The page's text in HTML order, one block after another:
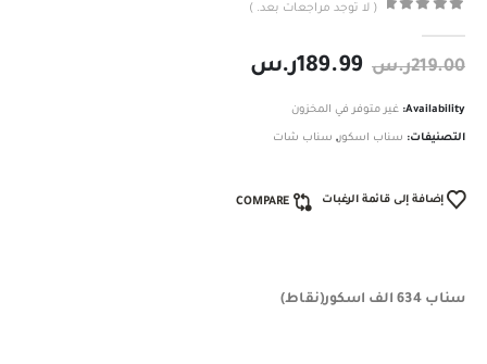
( لا توجد مراجعات بعد. )
219.00ر.س 189.99ر.س
Availability: غير متوفر في المخزون
التصنيفات: سناب اسكور, سناب شات
إضافة إلى قائمة الرغبات COMPARE
سناب 634 الف اسكور(نقاط)